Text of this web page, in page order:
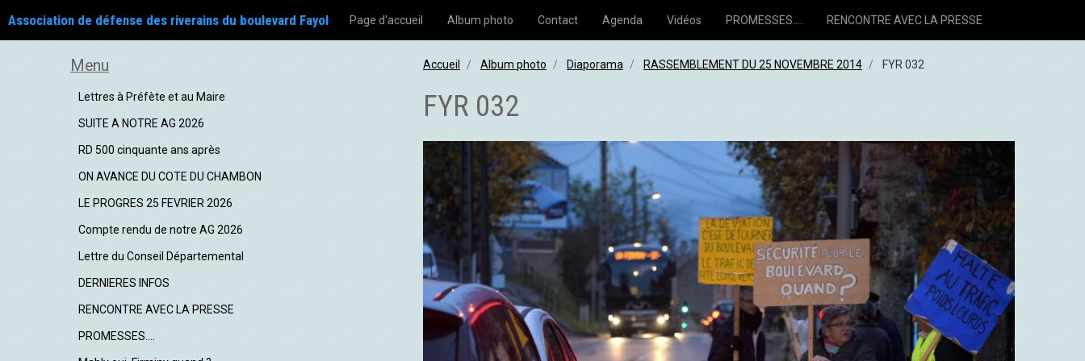
Association de défense des riverains du boulevard Fayol Page d'accueil Album photo Contact Agenda Vidéos PROMESSES.... RENCONTRE AVEC LA PRESSE
Accueil Album photo Diaporama RASSEMBLEMENT DU 25 NOVEMBRE 2014 FYR 032
FYR 032
Menu
Lettres à Préfète et au Maire
SUITE A NOTRE AG 2026
RD 500 cinquante ans après
ON AVANCE DU COTE DU CHAMBON
LE PROGRES 25 FEVRIER 2026
Compte rendu de notre AG 2026
Lettre du Conseil Départemental
DERNIERES INFOS
RENCONTRE AVEC LA PRESSE
PROMESSES....